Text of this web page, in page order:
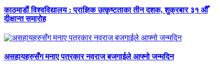
काठमाडौं विश्वविद्यालय : प्राज्ञिक उत्कृष्टताका तीन दशक, शुक्रबार ३१ औँ
दीक्षान्त समारोह
असहायहरुसँग मनाए पत्रकार नवराज बजगाईले आफ्नो जन्मदिन